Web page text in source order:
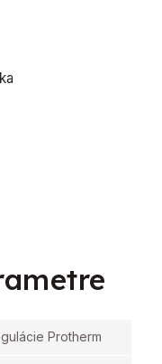
Protherm